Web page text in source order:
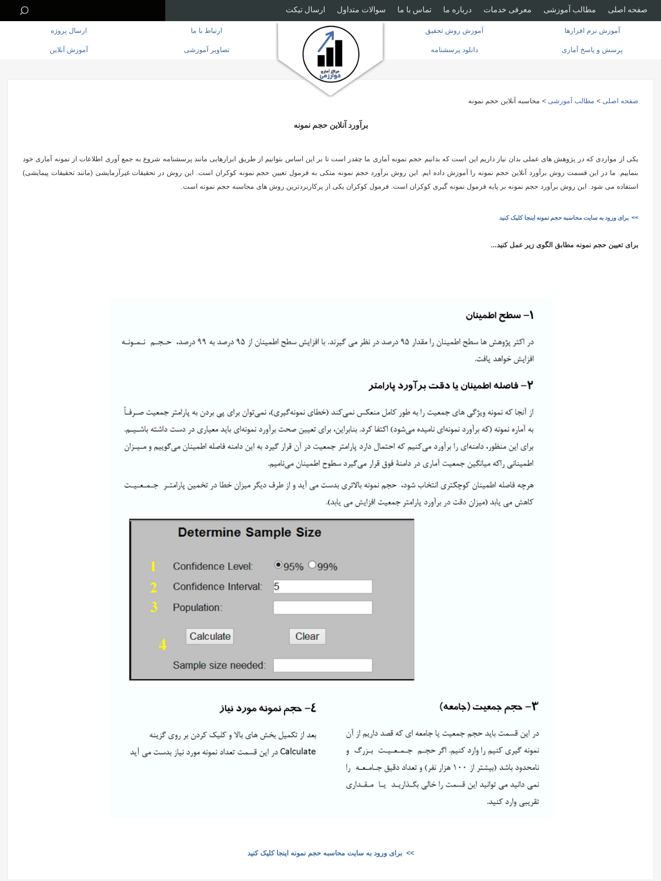
صفحه اصلی مطالب آموزشی معرفی خدمات درباره ما تماس با ما سوالات متداول ارسال تیکت
آموزش نرم افزارها آموزش روش تحقیق
پرسش و پاسخ آماری دانلود پرسشنامه
ارتباط با ما ارسال پروژه
تصاویر آموزشی آموزش آنلاین
صفحه اصلی > مطالب آموزشی > محاسبه آنلاین حجم نمونه
برآورد آنلاین حجم نمونه
یکی از مواردی که در پژوهش های عملی بدان نیاز داریم این است که بدانیم حجم نمونه آماری ما چقدر است تا بر این اساس بتوانیم از طریق ابزارهایی مانند پرسشنامه شروع به جمع آوری اطلاعات از نمونه آماری خود
بنماییم. ما در این قسمت روش برآورد آنلاین حجم نمونه را آموزش داده ایم. این روش برآورد حجم نمونه متکی به فرمول تعیین حجم نمونه کوکران است. این روش در تحقیقات غیرآزمایشی (مانند تحقیقات پیمایشی)
استفاده می شود. این روش برآورد حجم نمونه بر پایه فرمول نمونه گیری کوکران است. فرمول کوکران یکی از پرکاربردترین روش های محاسبه حجم نمونه است.
>> برای ورود به سایت محاسبه حجم نمونه اینجا کلیک کنید
برای تعیین حجم نمونه مطابق الگوی زیر عمل کنید...
>>برای ورود به سایت محاسبه حجم نمونه اینجا کلیک کنید